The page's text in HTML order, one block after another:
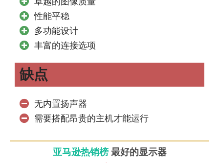
性能平稳
多功能设计
丰富的连接选项
缺点
无内置扬声器
需要搭配昂贵的主机才能运行
亚马逊热销榜 最好的显示器